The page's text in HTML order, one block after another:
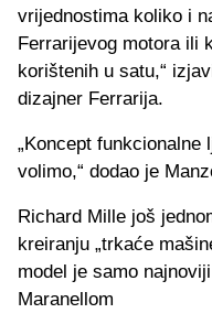
vrijednostima koliko i
Ferrarijevog motora ili
korištenih u satu,“
dizajner Ferrarija.
„Koncept
volimo,“ dodao je
Richard Mille još
kreiranju „trkaće
model je samo
Maranellom